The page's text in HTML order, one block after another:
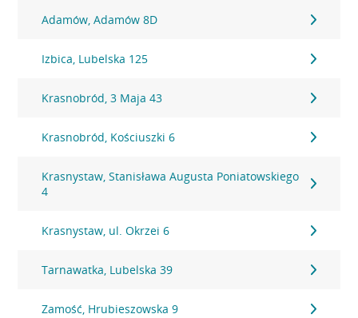
Adamów, Adamów 8D
Izbica, Lubelska 125
Krasnobród, 3 Maja 43
Krasnobród, Kościuszki 6
Krasnystaw, Stanisława Augusta Poniatowskiego
4
Krasnystaw, ul. Okrzei 6
Tarnawatka, Lubelska 39
Zamość, Hrubieszowska 9